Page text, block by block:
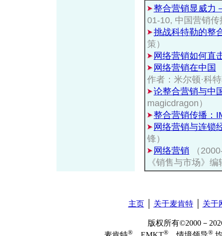
整合营销显威力
01-10, 中国营销
挑战科特勒的整
策）
网络营销如何直
网络营销在中国
作者：米尔顿·科
论整合营销与中
magicdragon）
整合营销传播：
网络营销与连锁
锋）
网络营销
（
《销售与市场》
主页│ 关于麦肯特│ 关于
版权所有©2000－
® ® ®